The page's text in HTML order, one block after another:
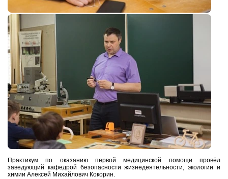
Практикум по оказанию первой медицинской помощи провёл
заведующий кафедрой безопасности жизнедеятельности, экологии и
химии Алексей Михайлович Кокорин.